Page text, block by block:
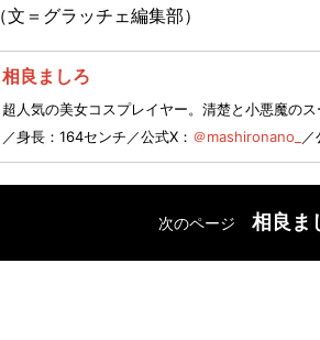
（文＝グラッチェ編集部）
相良ましろ
超人気の美女コスプレイヤー。清楚と小悪魔の
／身長：164センチ／公式X： ＠mashironano_
次のページ 相良ま